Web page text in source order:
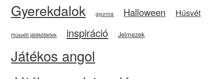
Gyerekdalok gyurma Halloween Húsvét
Húsvéti játékötletek inspiráció Jelmezek
Játékos angol